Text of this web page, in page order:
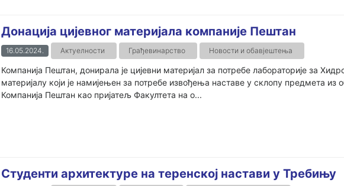
Донација цијевног материјала компаније Пештан
16.05.2024. Актуелности Грађевинарство Новости и обавјештења
Компанија Пештан, донирала је цијевни материјал за потребе лабораторије за
материјалу који је намијењен за потребе извођења наставе у склопу предмета из
Компанија Пештан као пријатељ Факултета на о...
Студенти архитектуре на теренској настави у Требињу